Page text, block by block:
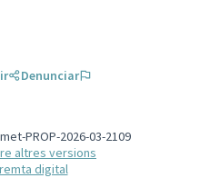
Denunciar
PROP-2026-03-2109
altres versions
digital